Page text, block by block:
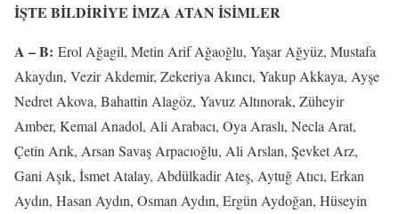
İŞTE BİLDİRİYE İMZA ATAN İSİMLER
A – B: Erol Ağagil, Metin Arif Ağaoğlu, Yaşar Ağyüz, Mustafa
Akaydın, Vezir Akdemir, Zekeriya Akıncı, Yakup Akkaya, Ayşe
Nedret Akova, Bahattin Alagöz, Yavuz Altınorak, Züheyir
Amber, Kemal Anadol, Ali Arabacı, Oya Araslı, Necla Arat,
Çetin Arık, Arsan Savaş Arpacıoğlu, Ali Arslan, Şevket Arz,
Gani Aşık, İsmet Atalay, Abdülkadir Ateş, Aytuğ Atıcı, Erkan
Aydın, Hasan Aydın, Osman Aydın, Ergün Aydoğan, Hüseyin